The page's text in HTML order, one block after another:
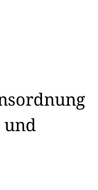
und